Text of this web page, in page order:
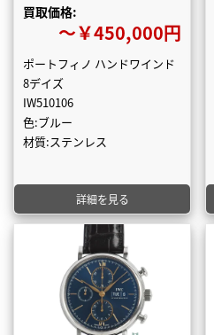
買取価格:
〜￥450,000円
ポートフィノ ハンドワインド
8デイズ
IW510106
色:ブルー
材質:ステンレス
詳細を見る